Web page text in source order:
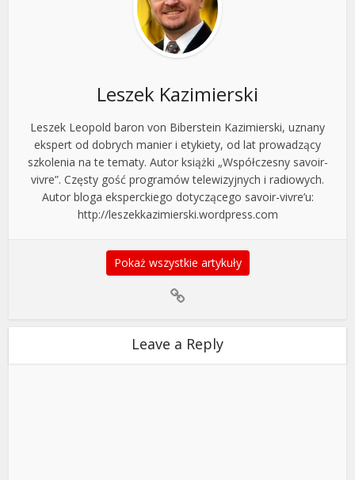
Leszek Kazimierski
Leszek Leopold baron von Biberstein Kazimierski, uznany
ekspert od dobrych manier i etykiety, od lat prowadzący
szkolenia na te tematy. Autor książki „Współczesny savoir-
vivre”. Częsty gość programów telewizyjnych i radiowych.
Autor bloga eksperckiego dotyczącego savoir-vivre’u:
http://leszekkazimierski.wordpress.com
Pokaż wszystkie artykuły
Leave a Reply